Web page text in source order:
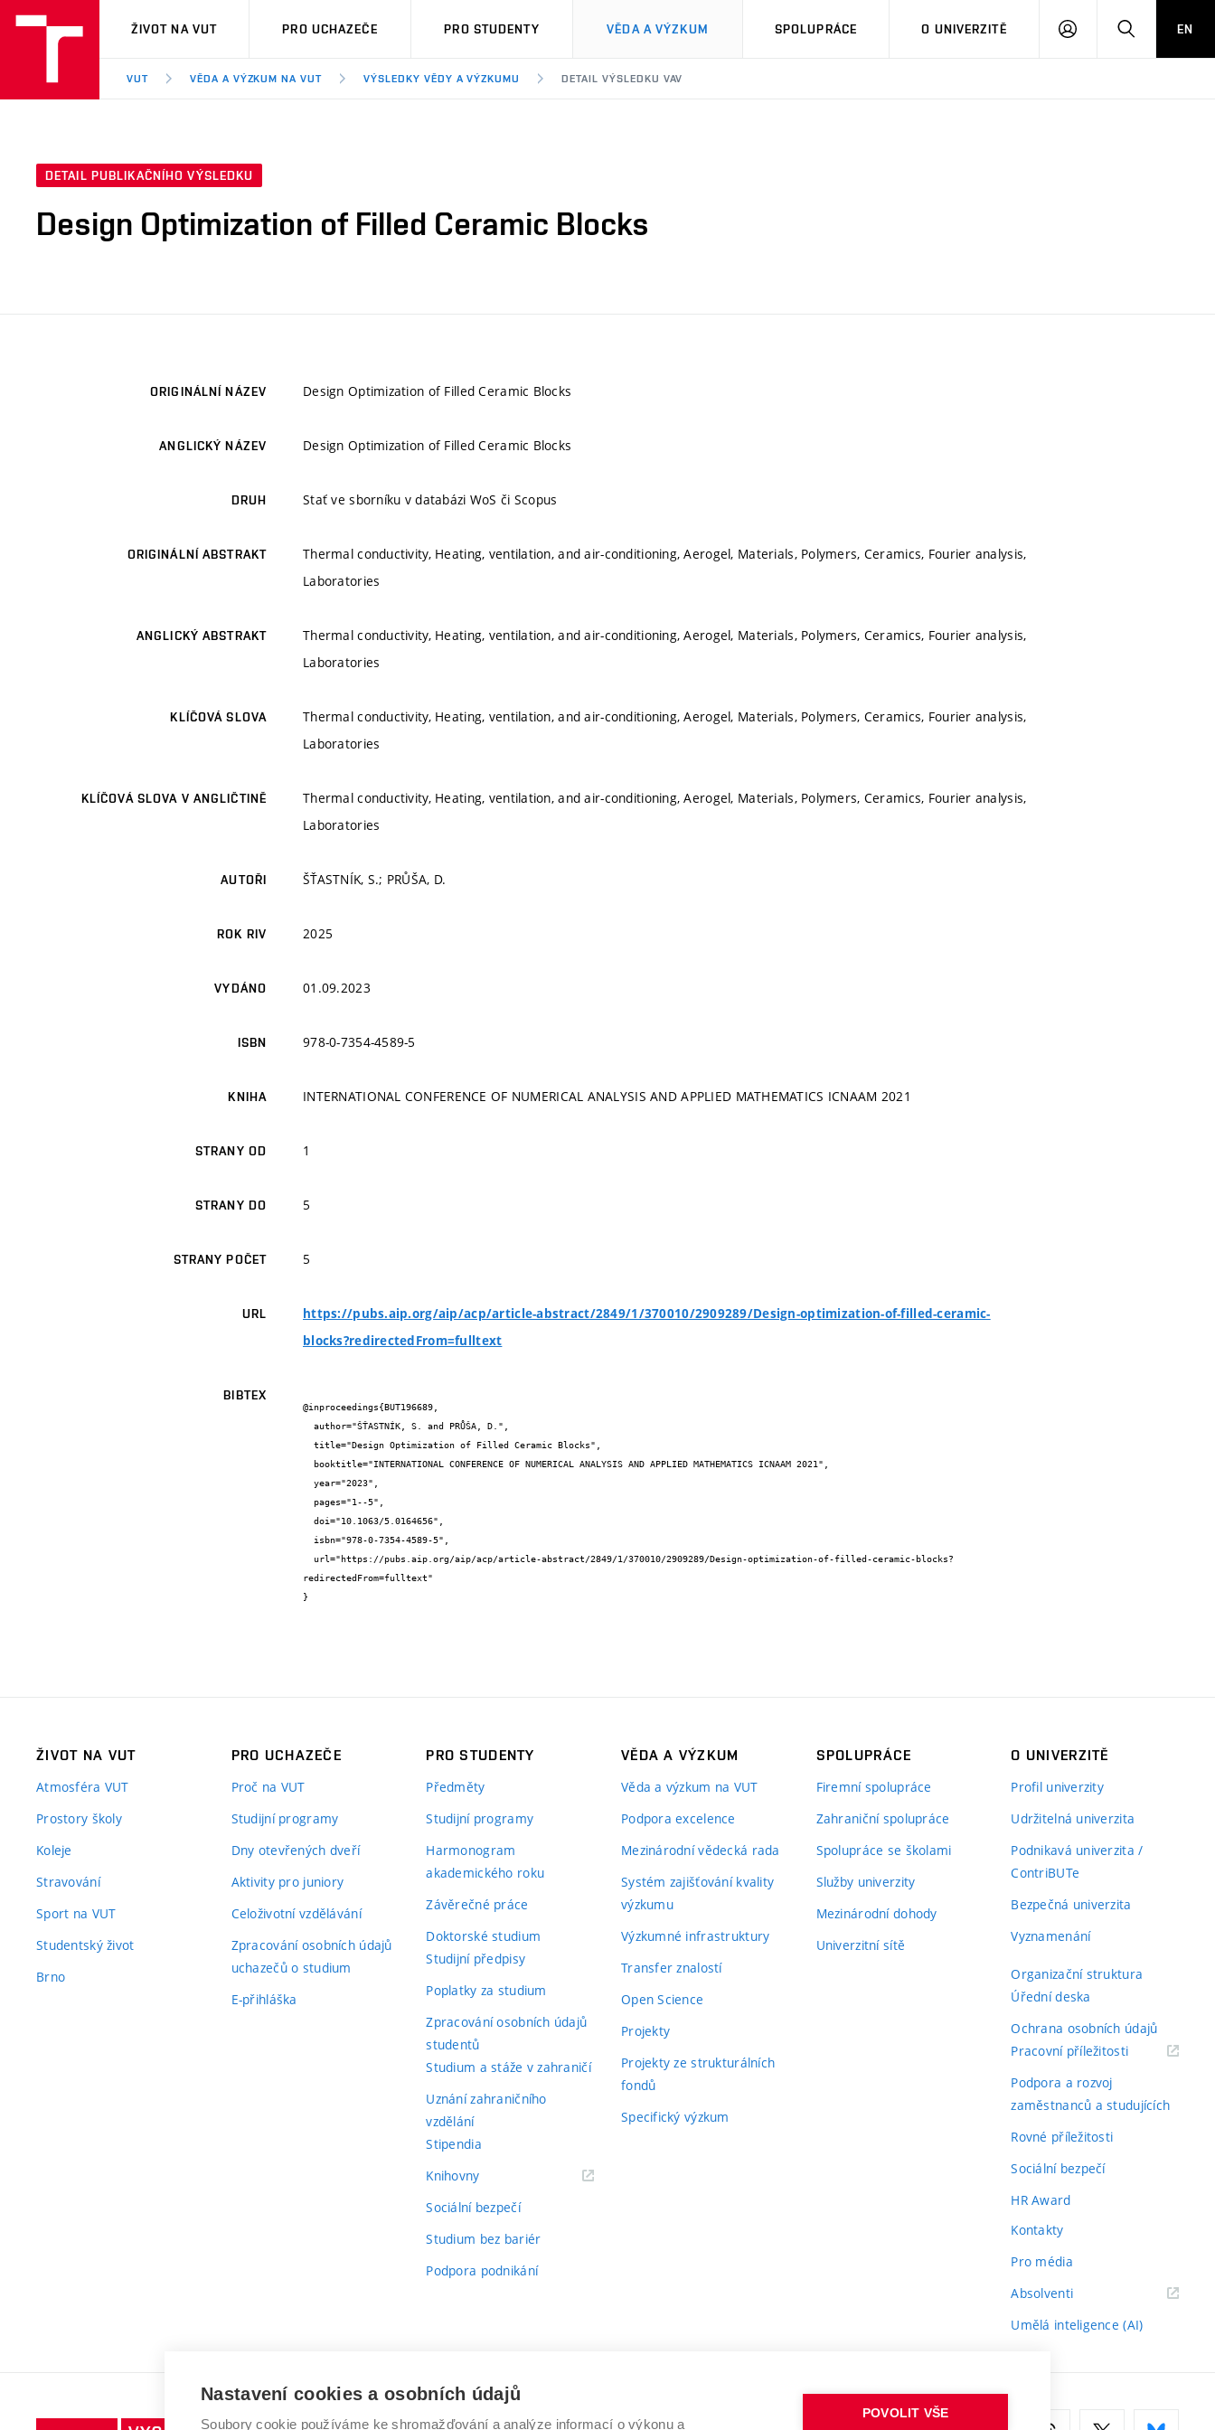
VUT
ŽIVOT NA VUT PRO UCHAZEČE PRO STUDENTY VĚDA A VÝZKUM SPOLUPRÁCE O UNIVERZITĚ
PŘIHLÁSIT HLEDATEN
VUT VĚDA A VÝZKUM NA VUT VÝSLEDKY VĚDY A VÝZKUMU DETAIL VÝSLEDKU VAV
DETAIL PUBLIKAČNÍHO VÝSLEDKU
Design Optimization of Filled Ceramic Blocks
ORIGINÁLNÍ NÁZEV Design Optimization of Filled Ceramic Blocks
ANGLICKÝ NÁZEV Design Optimization of Filled Ceramic Blocks
DRUH Stať ve sborníku v databázi WoS či Scopus
ORIGINÁLNÍ ABSTRAKT
Thermal conductivity, Heating, ventilation, and air-conditioning, Aerogel, Materials, Polymers, Ceramics, Fourier analysis,
Laboratories
ANGLICKÝ ABSTRAKT
Thermal conductivity, Heating, ventilation, and air-conditioning, Aerogel, Materials, Polymers, Ceramics, Fourier analysis,
Laboratories
KLÍČOVÁ SLOVA
Thermal conductivity, Heating, ventilation, and air-conditioning, Aerogel, Materials, Polymers, Ceramics, Fourier analysis,
Laboratories
KLÍČOVÁ SLOVA V ANGLIČTINĚ
Thermal conductivity, Heating, ventilation, and air-conditioning, Aerogel, Materials, Polymers, Ceramics, Fourier analysis,
Laboratories
AUTOŘI ŠŤASTNÍK, S.; PRŮŠA, D.
ROK RIV 2025
VYDÁNO 01.09.2023
ISBN 978-0-7354-4589-5
KNIHA INTERNATIONAL CONFERENCE OF NUMERICAL ANALYSIS AND APPLIED MATHEMATICS ICNAAM 2021
STRANY OD 1
STRANY DO 5
STRANY POČET 5
URL
https://pubs.aip.org/aip/acp/article-abstract/2849/1/370010/2909289/Design-optimization-of-filled-ceramic-
blocks?redirectedFrom=fulltext
BIBTEX
@inproceedings{BUT196689,
redirectedFrom=fulltext"
}
ŽIVOT NA VUT
Atmosféra VUT
Prostory školy
Koleje
Stravování
Sport na VUT
Studentský život
Brno
PRO UCHAZEČE
Proč na VUT
Studijní programy
Dny otevřených dveří
Aktivity pro juniory
Celoživotní vzdělávání
Zpracování osobních údajů
uchazečů o studium
E-přihláška
PRO STUDENTY
Předměty
Studijní programy
Harmonogram
akademického roku
Závěrečné práce
Doktorské studium
Studijní předpisy
Poplatky za studium
Zpracování osobních údajů
studentů
Studium a stáže v zahraničí
Uznání zahraničního
vzdělání
Stipendia
Knihovny(externí
Sociální bezpečí
Studium bez bariér
Podpora podnikání
VĚDA A VÝZKUM
Věda a výzkum na VUT
Podpora excelence
Mezinárodní vědecká rada
Systém zajišťování kvality
výzkumu
Výzkumné infrastruktury
Transfer znalostí
Open Science
Projekty
Projekty ze strukturálních
fondů
Specifický výzkum
SPOLUPRÁCE
Firemní spolupráce
Zahraniční spolupráce
Spolupráce se školami
Služby univerzity
Mezinárodní dohody
Univerzitní sítě
O UNIVERZITĚ
Profil univerzity
Udržitelná univerzita
Podnikavá univerzita /
ContriBUTe
Bezpečná univerzita
Vyznamenání
Organizační struktura
Úřední deska
Ochrana osobních údajů
Pracovní příležitosti(externí
Podpora a rozvoj
zaměstnanců a studujících
Rovné příležitosti
Sociální bezpečí
HR Award
Kontakty
Pro média
Absolventi(externí
Umělá inteligence (AI)
Nastavení cookies a osobních údajů
Soubory cookie používáme ke shromažďování a analýze informací o výkonu a
POVOLIT VŠE